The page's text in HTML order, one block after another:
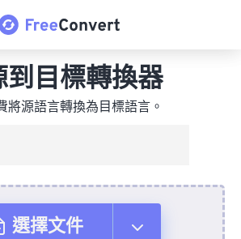
到目標轉換器
將源語言轉換為目標語言。
選擇文件